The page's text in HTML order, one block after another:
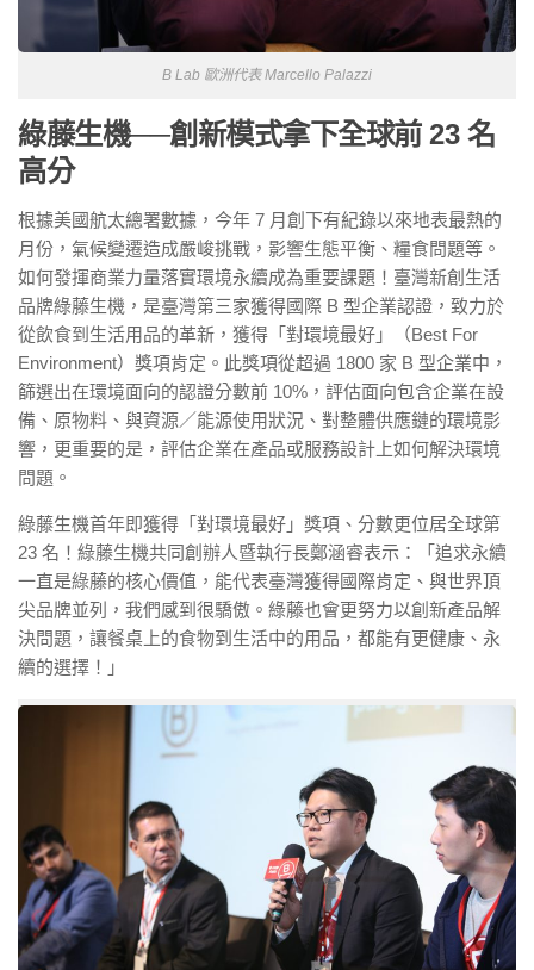
B Lab 歐洲代表 Marcello Palazzi
綠藤生機──創新模式拿下全球前 23 名
高分
根據美國航太總署數據，今年 7 月創下有紀錄以來地表最熱的
月份，氣候變遷造成嚴峻挑戰，影響生態平衡、糧食問題等。
如何發揮商業力量落實環境永續成為重要課題！臺灣新創生活
品牌綠藤生機，是臺灣第三家獲得國際 B 型企業認證，致力於
從飲食到生活用品的革新，獲得「對環境最好」（Best For
Environment）獎項肯定。此獎項從超過 1800 家 B 型企業中，
篩選出在環境面向的認證分數前 10%，評估面向包含企業在設
備、原物料、與資源／能源使用狀況、對整體供應鏈的環境影
響，更重要的是，評估企業在產品或服務設計上如何解決環境
問題。
綠藤生機首年即獲得「對環境最好」獎項、分數更位居全球第
23 名！綠藤生機共同創辦人暨執行長鄭涵睿表示：「追求永續
一直是綠藤的核心價值，能代表臺灣獲得國際肯定、與世界頂
尖品牌並列，我們感到很驕傲。綠藤也會更努力以創新產品解
決問題，讓餐桌上的食物到生活中的用品，都能有更健康、永
續的選擇！」